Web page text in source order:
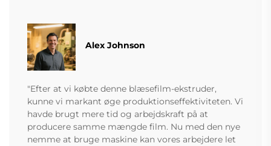
Alex Johnson
"Efter at vi købte denne blæsefilm-ekstruder,
kunne vi markant øge produktionseffektiviteten. Vi
havde brugt mere tid og arbejdskraft på at
producere samme mængde film. Nu med den nye
nemme at bruge maskine kan vores arbejdere let